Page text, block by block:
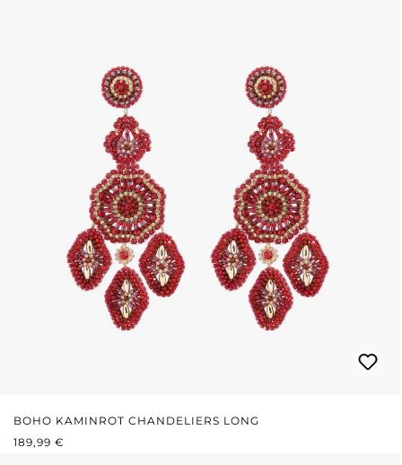
BOHO KAMINROT CHANDELIERS LONG
REGULÄRER PREIS:
189,99 €